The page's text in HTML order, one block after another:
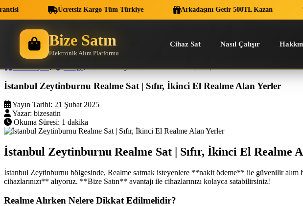
Ücretsiz Kargo Tüm Türkiye Arkadaşını Getir 500TL Kazan
Bize Satın
Elektronik Alım Platformu
Cihaz Sat Nasıl Çalışır
Ana Sayfa Blog İstanbul Zeytinburnu Realme Sat | Sıfır, İkinci El Realme Alan Yerler
İstanbul Zeytinburnu Realme Sat | Sıfır, İkinci El Realme Alan Yerler
Yayın Tarihi: 21 Şubat 2025
Yazar: bizesatin
Okuma Süresi: 1 dakika
İstanbul Zeytinburnu Realme Sat | Sıfır, İkinci El Realme
İstanbul Zeytinburnu bölgesinde, Realme satmak isteyenlere **nakit ödeme** ile güvenilir
cihazlarınızı** alıyoruz. **Bize Satın** avantajı ile cihazlarınızı kolayca satabilirsiniz!
Realme Alırken Nelere Dikkat Edilmelidir?